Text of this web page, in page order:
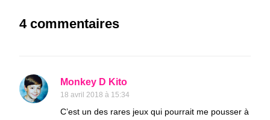
4 commentaires
Monkey D Kito
18 avril 2018 à 15:34
C’est un des rares jeux qui pourrait me pousser à